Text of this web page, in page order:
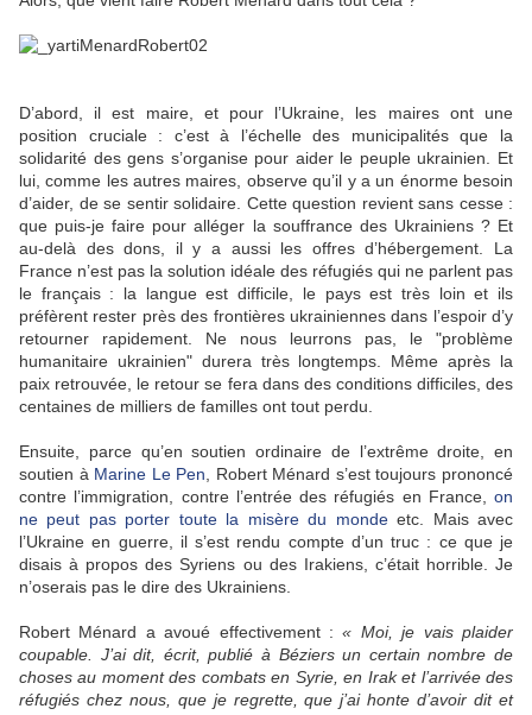
D’abord, il est maire, et pour l’Ukraine, les maires ont une
position cruciale : c’est à l’échelle des municipalités que la
solidarité des gens s’organise pour aider le peuple ukrainien. Et
lui, comme les autres maires, observe qu’il y a un énorme besoin
d’aider, de se sentir solidaire. Cette question revient sans cesse :
que puis-je faire pour alléger la souffrance des Ukrainiens ? Et
au-delà des dons, il y a aussi les offres d’hébergement. La
France n’est pas la solution idéale des réfugiés qui ne parlent pas
le français : la langue est difficile, le pays est très loin et ils
préfèrent rester près des frontières ukrainiennes dans l’espoir d’y
retourner rapidement. Ne nous leurrons pas, le "problème
humanitaire ukrainien" durera très longtemps. Même après la
paix retrouvée, le retour se fera dans des conditions difficiles, des
centaines de milliers de familles ont tout perdu.
Ensuite, parce qu’en soutien ordinaire de l’extrême droite, en
soutien à Marine Le Pen , Robert Ménard s’est toujours prononcé
contre l’immigration, contre l’entrée des réfugiés en France, on
ne peut pas porter toute la misère du mondeetc. Mais avec
l’Ukraine en guerre, il s’est rendu compte d’un truc : ce que je
disais à propos des Syriens ou des Irakiens, c’était horrible. Je
n’oserais pas le dire des Ukrainiens.
Robert Ménard a avoué effectivement :« Moi, je vais plaider
coupable. J’ai dit, écrit, publié à Béziers un certain nombre de
choses au moment des combats en Syrie, en Irak et l’arrivée des
réfugiés chez nous, que je regrette, que j’ai honte d’avoir dit et